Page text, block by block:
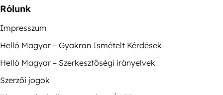
Rólunk
Impresszum
Helló Magyar – Gyakran Ismételt Kérdések
Helló Magyar – Szerkesztőségi irányelvek
Szerzői jogok